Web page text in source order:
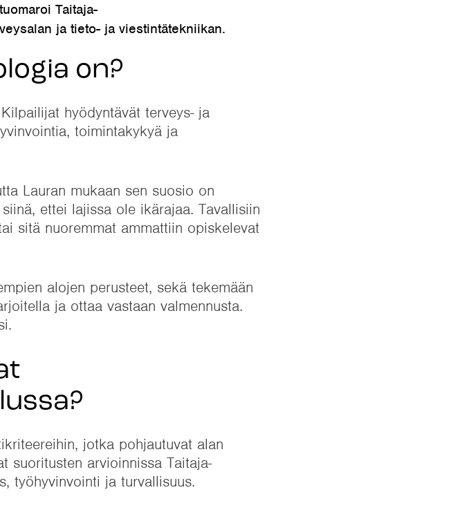
Taitaja-
ja tieto- ja viestintätekniikan.
on?
hyödyntävät terveys- ja
toimintakykyä ja
Lauran mukaan sen suosio on
ettei lajissa ole ikärajaa. Tavallisiin
sitä nuoremmat ammattiin opiskelevat
alojen perusteet, sekä tekemään
ja ottaa vastaan valmennusta.
jotka pohjautuvat alan
suoritusten arvioinnissa Taitaja-
työhyvinvointi ja turvallisuus.